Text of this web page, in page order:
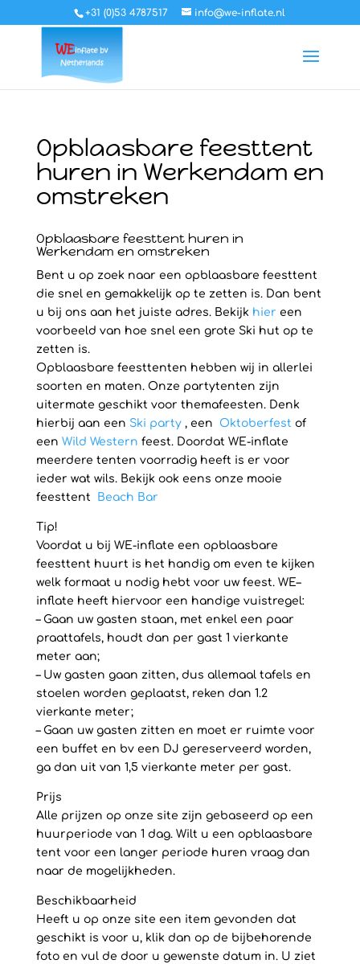
+31 (0)53 4787517 info@we-inflate.nl
Opblaasbare feesttent
huren in Werkendam en
omstreken
Opblaasbare feesttent huren in
Werkendam en omstreken
Bent u op zoek naar een opblaasbare feesttent
die snel en gemakkelijk op te zetten is. Dan bent
u bij ons aan het juiste adres. Bekijk hier een
voorbeeld van hoe snel een grote Ski hut op te
zetten is.
Opblaasbare feesttenten hebben wij in allerlei
soorten en maten. Onze partytenten zijn
uitermate geschikt voor themafeesten. Denk
hierbij aan een Ski party, een Oktoberfest of
een Wild Western feest. Doordat WE-inflate
meerdere tenten voorradig heeft is er voor
ieder wat wils. Bekijk ook eens onze mooie
feesttent
Beach Bar
Tip!
Voordat u bij WE-inflate een opblaasbare
feesttent huurt is het handig om even te kijken
welk formaat u nodig hebt voor uw feest. WE–
inflate heeft hiervoor een handige vuistregel:
– Gaan uw gasten staan, met enkel een paar
praattafels, houdt dan per gast 1 vierkante
meter aan;
– Uw gasten gaan zitten, dus allemaal tafels en
stoelen worden geplaatst, reken dan 1.2
vierkante meter;
– Gaan uw gasten zitten en moet er ruimte voor
een buffet en bv een DJ gereserveerd worden,
ga dan uit van 1,5 vierkante meter per gast.
Prijs
Alle prijzen op onze site zijn gebaseerd op een
huurperiode van 1 dag. Wilt u een opblaasbare
tent voor een langer periode huren vraag dan
naar de mogelijkheden.
Beschikbaarheid
Heeft u op onze site een item gevonden dat
geschikt is voor u, klik dan op de bijbehorende
foto en vul de door u gewenste datum in. U ziet